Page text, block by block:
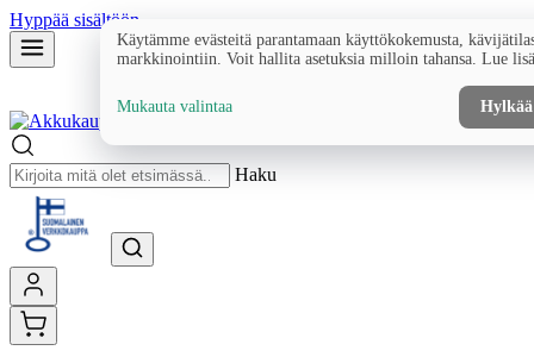
Hyppää sisältöön
Haku
Käytämme evästeitä parantamaan käyttökokemusta,
markkinointiin. Voit hallita asetuksia milloin tahansa. Lue
Mukauta valintaa Hylkää